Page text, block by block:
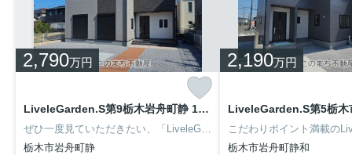
2,790万円
LiveleGarden.S第9栃木岩舟町静 1号棟
栃木市岩舟町静
2,190万円
栃木市岩舟町静和